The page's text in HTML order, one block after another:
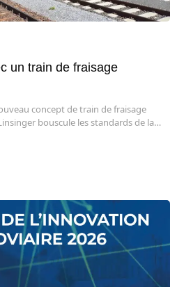
un train de fraisage
concept de train de fraisage
bouscule les standards de la…